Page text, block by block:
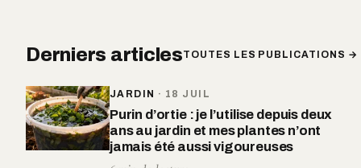
Derniers articlesTOUTES LES PUBLICATIONS →
JARDIN · 18 JUIL
Purin d’ortie : je l’utilise depuis deux
ans au jardin et mes plantes n’ont
jamais été aussi vigoureuses